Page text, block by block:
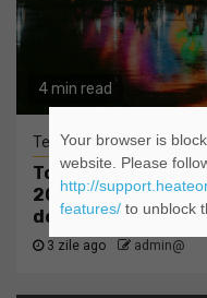
4 min read
Tehnologie
Tot ce trebuie sa
2026. Ghidul
de 15 ani
3 zile ago admin@
Your browser is
website. Please
http://
features/to unblock